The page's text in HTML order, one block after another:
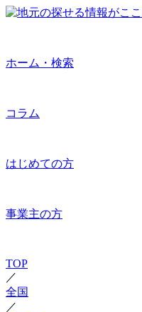
ホーム・検索
コラム
はじめての方
事業主の方
TOP
／
全国
／